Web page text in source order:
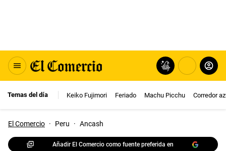
Temas del día Keiko Fujimori Feriado Machu Picchu Corredor
El Comercio · Peru · Ancash
Añadir El Comercio como fuente preferida en